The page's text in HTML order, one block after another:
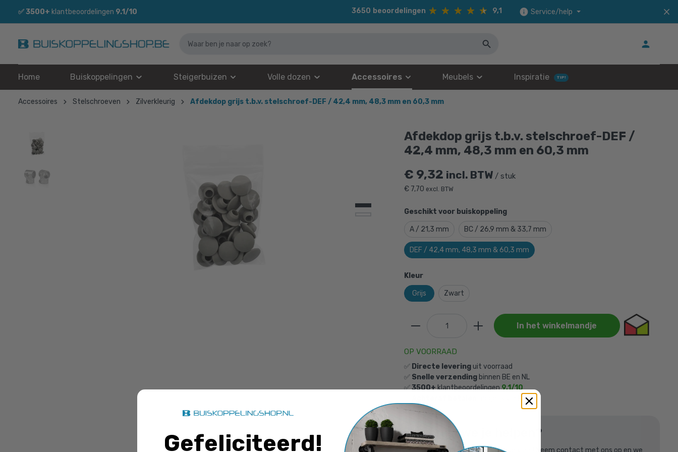
✅3500+ klantbeoordelingen 9.1/10 3650 beoordelingen 9,1 Service/help
Home Buiskoppelingen Steigerbuizen Volle dozen Accessoires Meubels Inspiratie TIP!
Accessoires Stelschroeven Zilverkleurig Afdekdop grijs t.b.v. stelschroef-DEF / 42,4 mm, 48,3 mm en 60,3 mm
Afdekdop grijs t.b.v. stelschroef-DEF /
42,4 mm, 48,3 mm en 60,3 mm
€ 9,32 incl. BTW / stuk
€ 7,70 excl. BTW
Geschikt voor buiskoppeling
A / 21,3 mm BC / 26,9 mm & 33,7 mm
DEF / 42,4 mm, 48,3 mm & 60,3 mm
Kleur
Grijs Zwart
In het winkelmandje
OP VOORRAAD
✅ Directe levering uit voorraad
✅ Snelle verzending binnen BE en NL
✅3500+klantbeoordelingen9,1/10
mogelijk via Klarna
Kunnen we je helpen?
Onze specialisten staan voor je klaar! Neem contact met ons op en we
Afdekdop grijs t.b.v. stelschroef-DEF / 42,4 mm, 48,3 mm en 60,3 mm
Gefeliciteerd!